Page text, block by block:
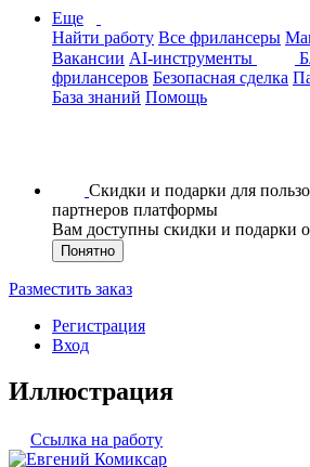
Еще
Найти работу Все фрилансеры
Вакансии AI-инструменты
фрилансеров Безопасная сделка
База знаний Помощь
Скидки и подарки для
партнеров платформы
Вам доступны скидки и подарки
Понятно
Разместить заказ
Регистрация
Вход
Иллюстрация
Ссылка на работу